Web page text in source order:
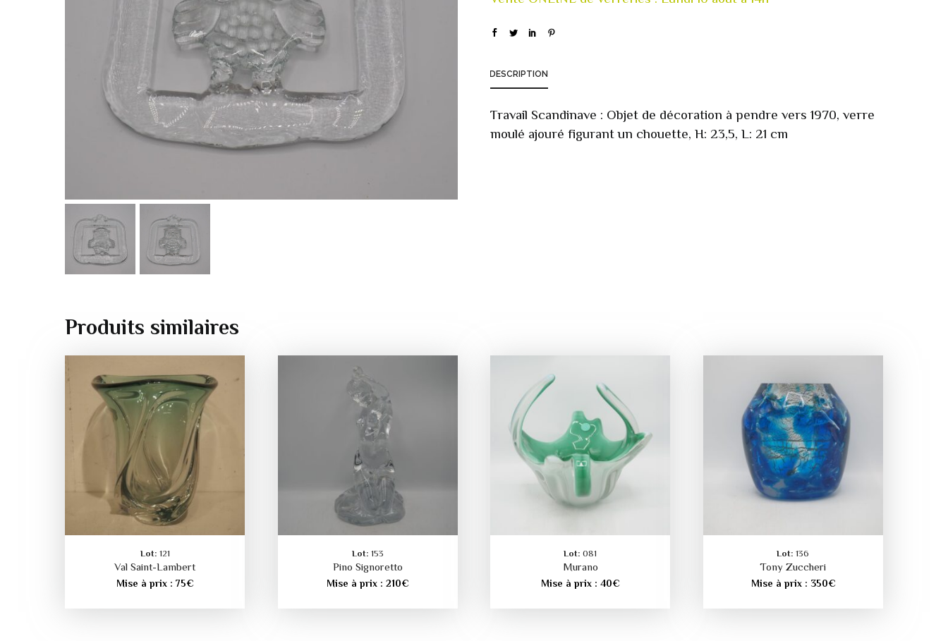
DESCRIPTION
Travail Scandinave : Objet de décoration à pendre vers 1970, verre
moulé ajouré figurant un chouette, H: 23,5, L: 21 cm
Produits similaires
Lot: 121
Val Saint-Lambert
Mise à prix :75€
Lot: 153
Pino Signoretto
Mise à prix :210€
Lot: 081
Murano
Mise à prix :40€
Lot: 136
Tony Zuccheri
Mise à prix : 350€